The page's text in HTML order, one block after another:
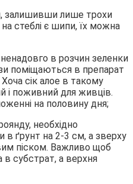
залишивши лише трохи
на стеблі є шипи, їх можна
ненадовго в розчин зеленки
поміщаються в препарат
сік алое в такому
і поживний для живців.
на половину дня;
необхідно
в ґрунт на 2-3 см, а зверху
піском. Важливо щоб
в субстрат, а верхня